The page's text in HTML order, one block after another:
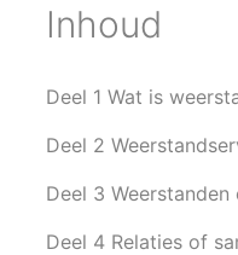
Inhoud
Deel 1 Wat is
Deel 2
Deel 3 Weerstanden
Deel 4 Relaties of